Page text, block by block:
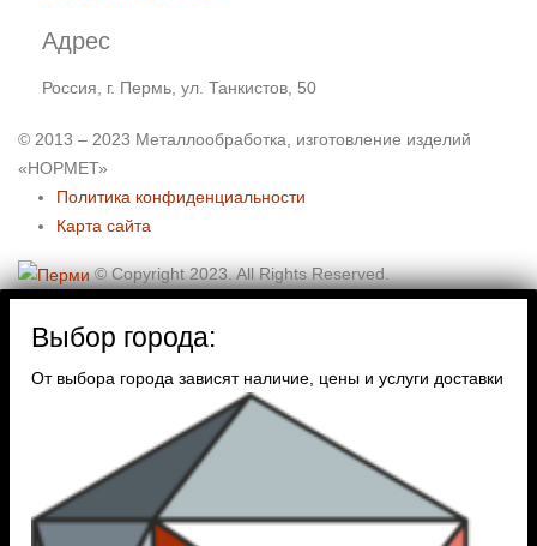
Адрес
Россия, г. Пермь, ул. Танкистов, 50
© 2013 – 2023 Металлообработка, изготовление изделий
«НОРМЕТ»
Политика конфиденциальности
Карта сайта
© Copyright 2023. All Rights Reserved.
Выбор города:
От выбора города зависят наличие, цены и услуги доставки